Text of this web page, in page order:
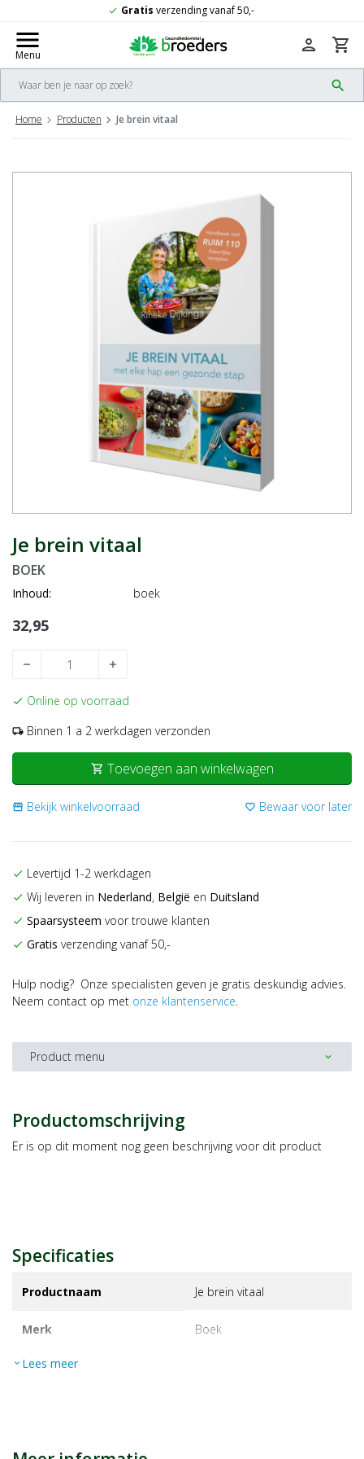
check Gratis verzending vanaf 50,-
menu
Menu
search
person shopping_cart
Home Producten Je brein vitaal
Je brein vitaal
BOEK
Inhoud: boek
32,95
remove add
check Online op voorraad
local_shipping Binnen 1 a 2 werkdagen verzonden
shopping_cart Toevoegen aan winkelwagen
storefront Bekijk winkelvoorraad favorite_border Bewaar voor later
check Levertijd 1-2 werkdagen
check Wij leveren in Nederland, België en Duitsland
check Spaarsysteem voor trouwe klanten
check Gratis verzending vanaf 50,-
Hulp nodig? Onze specialisten geven je gratis deskundig advies.
Neem contact op met onze klantenservice.
Product menu expand_more
Productomschrijving
Er is op dit moment nog geen beschrijving voor dit product
Specificaties
Productnaam Je brein vitaal
Merk boek
EAN
expand_more Lees meer